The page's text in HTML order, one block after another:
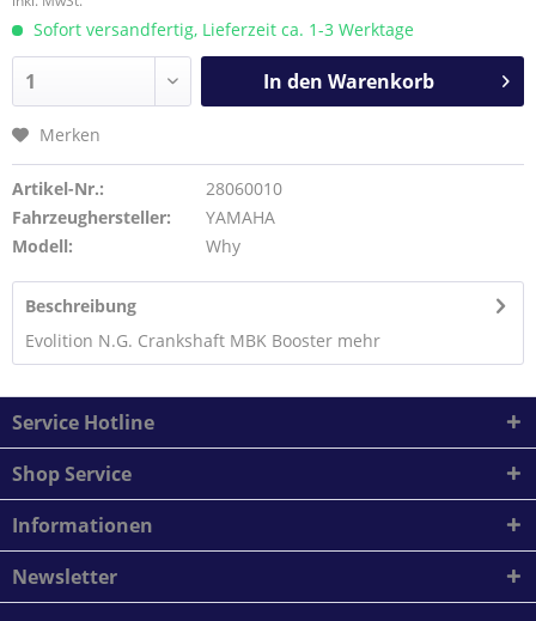
Sofort versandfertig, Lieferzeit ca. 1-3 Werktage
In den Warenkorb
Merken
Artikel-Nr.:
28060010
Fahrzeughersteller:
YAMAHA
Modell:
Why
Beschreibung
Evolition N.G. Crankshaft MBK Booster mehr
Service Hotline
Shop Service
Informationen
Newsletter